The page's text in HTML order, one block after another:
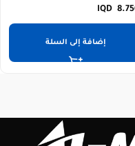
إضافة إلى السلة